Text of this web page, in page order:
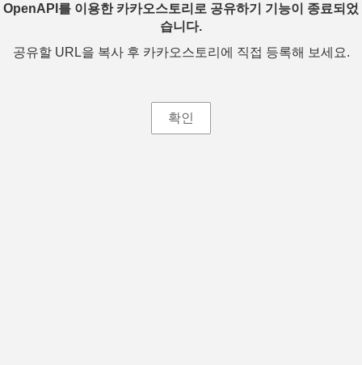
OpenAPI를 이용한 카카오스토리로 공유하기 기능이 종료되었
습니다.
공유할 URL을 복사 후 카카오스토리에 직접 등록해 보세요.
확인